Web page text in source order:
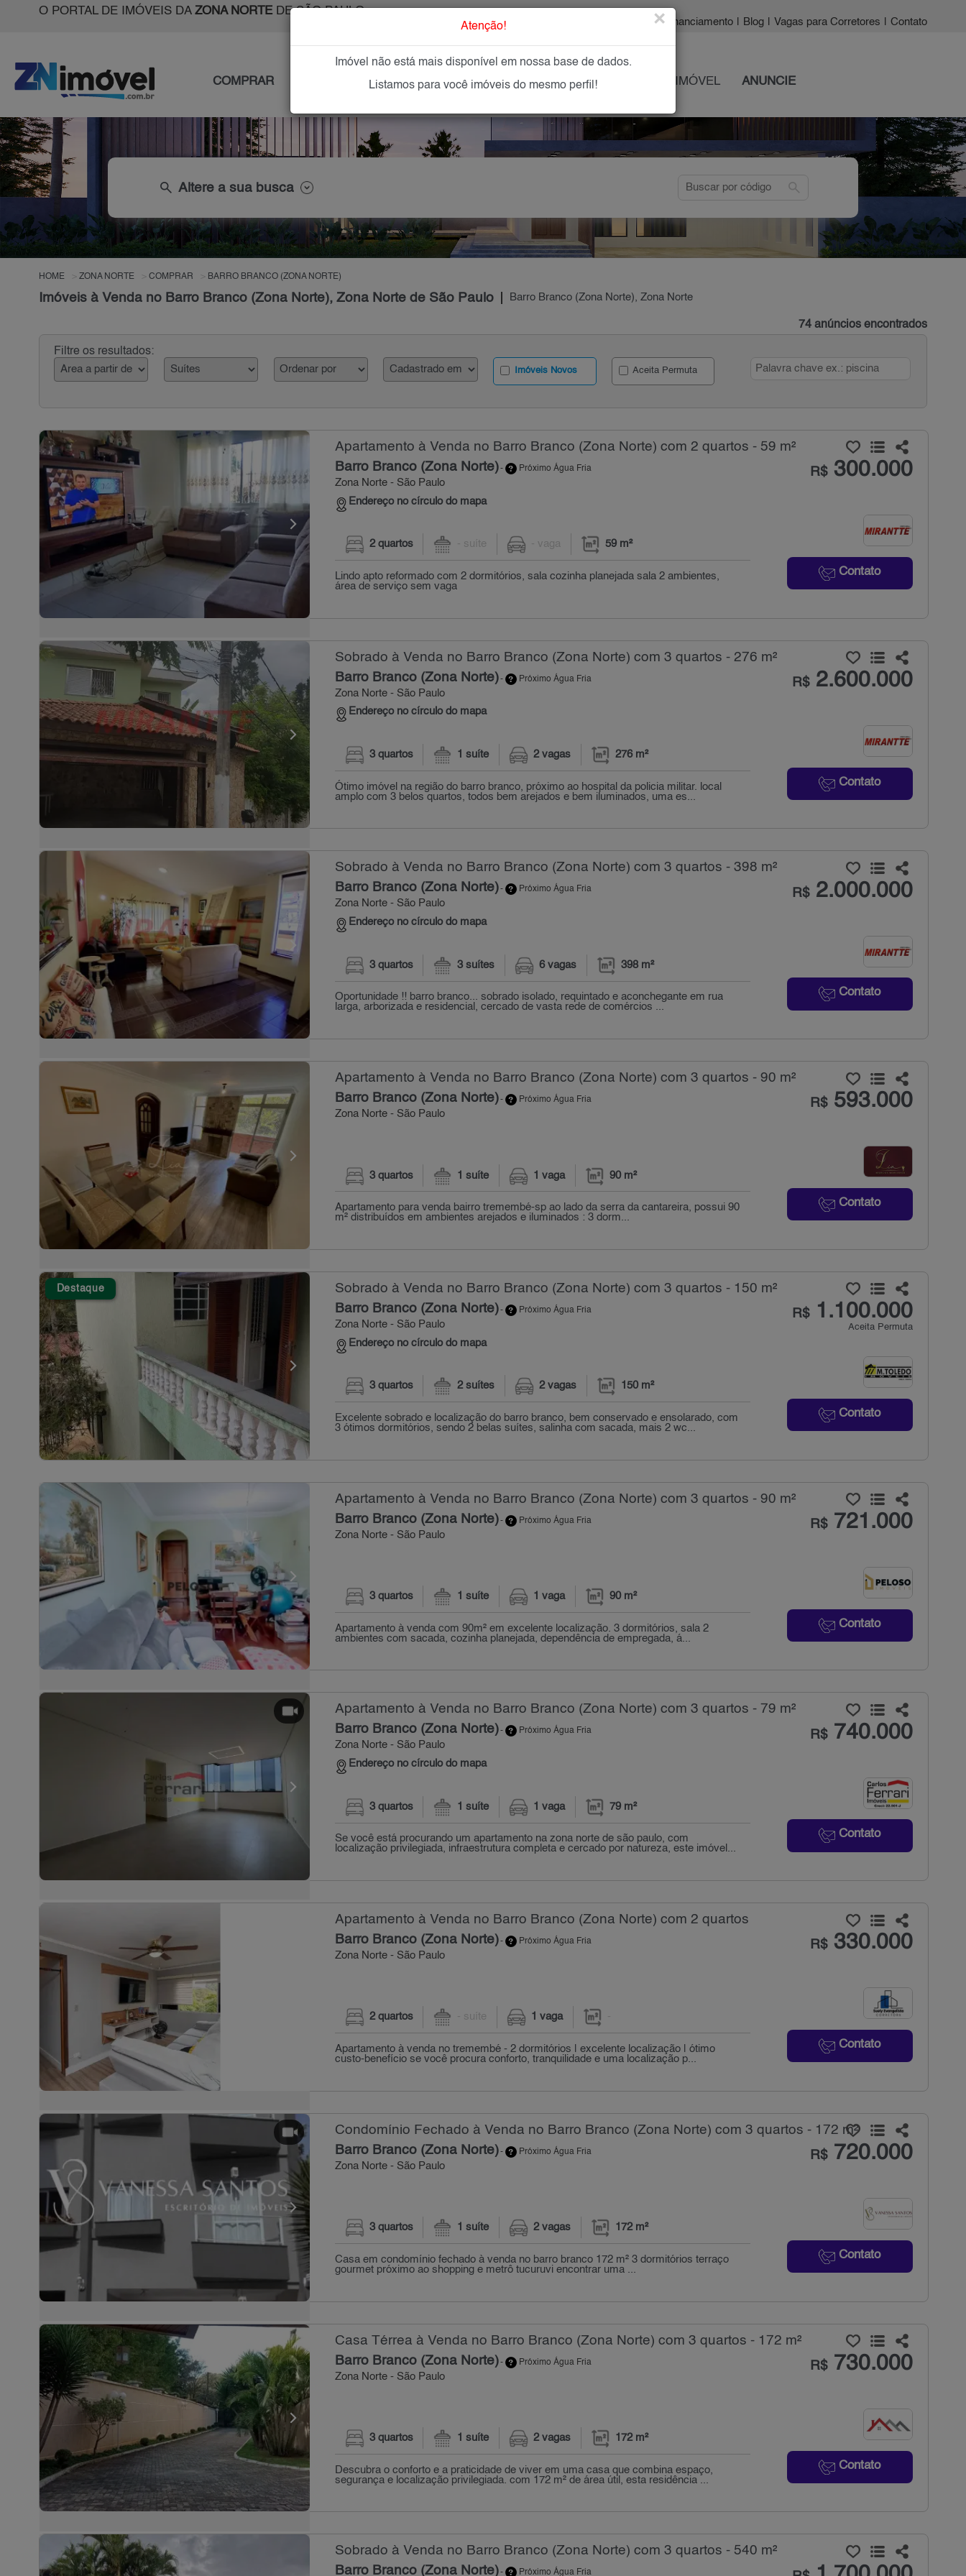
O PORTAL DE IMÓVEIS DA ZONA NORTEDE SÃO PAULO
| Financiamento Blog Vagas para Corretores Contato
COMPRAR IMÓVEIS NOVOS IMOBILIÁRIAS OFEREÇA SEU IMÓVEL ANUNCIE
search Altere a sua busca search
HOME ZONA NORTE COMPRAR BARRO BRANCO (ZONA NORTE)
Imóveis à Venda no Barro Branco (Zona Norte), Zona Norte de São Paulo Barro Branco (Zona Norte), Zona Norte
74 anúncios encontrados
Filtre os resultados:
Imóveis Novos Aceita Permuta
Apartamento à Venda no Barro Branco (Zona Norte) com 2 quartos - 59 m²
Barro Branco (Zona Norte)- Próximo Água Fria
Zona Norte - São Paulo
Endereço no círculo do mapa
R$300.000
Contato
2 quartos - suíte - vaga 59 m²
Lindo apto reformado com 2 dormitórios, sala cozinha planejada sala 2 ambientes,
área de serviço sem vaga
Sobrado à Venda no Barro Branco (Zona Norte) com 3 quartos - 276 m²
Barro Branco (Zona Norte)- Próximo Água Fria
Zona Norte - São Paulo
Endereço no círculo do mapa
R$2.600.000
Contato
3 quartos 1 suíte 2 vagas 276 m²
Ótimo imóvel na região do barro branco, próximo ao hospital da policia militar. local
amplo com 3 belos quartos, todos bem arejados e bem iluminados, uma es...
Sobrado à Venda no Barro Branco (Zona Norte) com 3 quartos - 398 m²
Barro Branco (Zona Norte)- Próximo Água Fria
Zona Norte - São Paulo
Endereço no círculo do mapa
R$2.000.000
Contato
3 quartos 3 suítes 6 vagas 398 m²
Oportunidade !! barro branco... sobrado isolado, requintado e aconchegante em rua
larga, arborizada e residencial, cercado de vasta rede de comércios ...
Apartamento à Venda no Barro Branco (Zona Norte) com 3 quartos - 90 m²
Barro Branco (Zona Norte)- Próximo Água Fria
Zona Norte - São Paulo
R$593.000
Contato
3 quartos 1 suíte 1 vaga 90 m²
Apartamento para venda bairro tremembé-sp ao lado da serra da cantareira, possui 90
m² distribuídos em ambientes arejados e iluminados : 3 dorm...
Destaque Sobrado à Venda no Barro Branco (Zona Norte) com 3 quartos - 150 m²
Barro Branco (Zona Norte)- Próximo Água Fria
Zona Norte - São Paulo
Endereço no círculo do mapa
R$1.100.000
Aceita Permuta
Contato
3 quartos 2 suítes 2 vagas 150 m²
Excelente sobrado e localização do barro branco, bem conservado e ensolarado, com
3 ótimos dormitórios, sendo 2 belas suítes, salinha com sacada, mais 2 wc...
Apartamento à Venda no Barro Branco (Zona Norte) com 3 quartos - 90 m²
Barro Branco (Zona Norte)- Próximo Água Fria
Zona Norte - São Paulo
R$721.000
Contato
3 quartos 1 suíte 1 vaga 90 m²
Apartamento à venda com 90m² em excelente localização. 3 dormitórios, sala 2
ambientes com sacada, cozinha planejada, dependência de empregada, á...
Apartamento à Venda no Barro Branco (Zona Norte) com 3 quartos - 79 m²
Barro Branco (Zona Norte)- Próximo Água Fria
Zona Norte - São Paulo
Endereço no círculo do mapa
R$740.000
Contato
3 quartos 1 suíte 1 vaga 79 m²
Se você está procurando um apartamento na zona norte de são paulo, com
localização privilegiada, infraestrutura completa e cercado por natureza, este imóvel...
Apartamento à Venda no Barro Branco (Zona Norte) com 2 quartos
Barro Branco (Zona Norte)- Próximo Água Fria
Zona Norte - São Paulo
R$330.000
Contato
2 quartos - suíte 1 vaga -
Apartamento à venda no tremembé - 2 dormitórios | excelente localização | ótimo
custo-benefício se você procura conforto, tranquilidade e uma localização p...
Condomínio Fechado à Venda no Barro Branco (Zona Norte) com 3 quartos - 172 m²
Barro Branco (Zona Norte)- Próximo Água Fria
Zona Norte - São Paulo
R$720.000
Contato
3 quartos 1 suíte 2 vagas 172 m²
Casa em condomínio fechado à venda no barro branco 172 m² 3 dormitórios terraço
gourmet próximo ao shopping e metrô tucuruvi encontrar uma ...
Casa Térrea à Venda no Barro Branco (Zona Norte) com 3 quartos - 172 m²
Barro Branco (Zona Norte)- Próximo Água Fria
Zona Norte - São Paulo
R$730.000
Contato
3 quartos 1 suíte 2 vagas 172 m²
Descubra o conforto e a praticidade de viver em uma casa que combina espaço,
segurança e localização privilegiada. com 172 m² de área útil, esta residência ...
Sobrado à Venda no Barro Branco (Zona Norte) com 3 quartos - 540 m²
Barro Branco (Zona Norte)- Próximo Água Fria
Atenção! ×
Imóvel não está mais disponível em nossa base de dados.
Listamos para você imóveis do mesmo perfil!